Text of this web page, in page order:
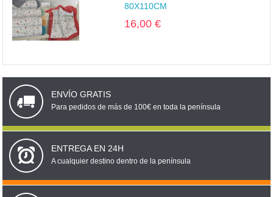
80X110CM
16,00 €
ENVÍO GRATIS
Para pedidos de más de 100€ en toda la península
ENTREGA EN 24H
A cualquier destino dentro de la península